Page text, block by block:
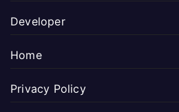
Developer
Home
Privacy Policy